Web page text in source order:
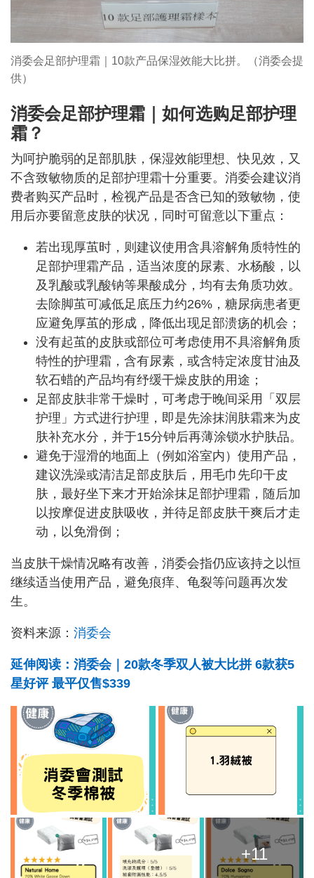
消委会足部护理霜｜10款产品保湿效能大比拼。（消委会提
供）
消委会足部护理霜｜如何选购足部护理
霜？
为呵护脆弱的足部肌肤，保湿效能理想、快见效，又
不含致敏物质的足部护理霜十分重要。消委会建议消
费者购买产品时，检视产品是否含已知的致敏物，使
用后亦要留意皮肤的状况，同时可留意以下重点：
若出现厚茧时，则建议使用含具溶解角质特性的
足部护理霜产品，适当浓度的尿素、水杨酸，以
及乳酸或乳酸钠等果酸成分，均有去角质功效。
去除脚茧可减低足底压力约26%，糖尿病患者更
应避免厚茧的形成，降低出现足部溃疡的机会；
没有起茧的皮肤或部位可考虑使用不具溶解角质
特性的护理霜，含有尿素，或含特定浓度甘油及
软石蜡的产品均有纾缓干燥皮肤的用途；
足部皮肤非常干燥时，可考虑于晚间采用「双层
护理」方式进行护理，即是先涂抹润肤霜来为皮
肤补充水分，并于15分钟后再薄涂锁水护肤品。
避免于湿滑的地面上（例如浴室内）使用产品，
建议洗澡或清洁足部皮肤后，用毛巾先印干皮
肤，最好坐下来才开始涂抹足部护理霜，随后加
以按摩促进皮肤吸收，并待足部皮肤干爽后才走
动，以免滑倒；
当皮肤干燥情况略有改善，消委会指仍应该持之以恒
继续适当使用产品，避免痕痒、龟裂等问题再次发
生。
资料来源： 消委会
延伸阅读：消委会｜20款冬季双人被大比拼 6款获5
星好评 最平仅售$339
+11